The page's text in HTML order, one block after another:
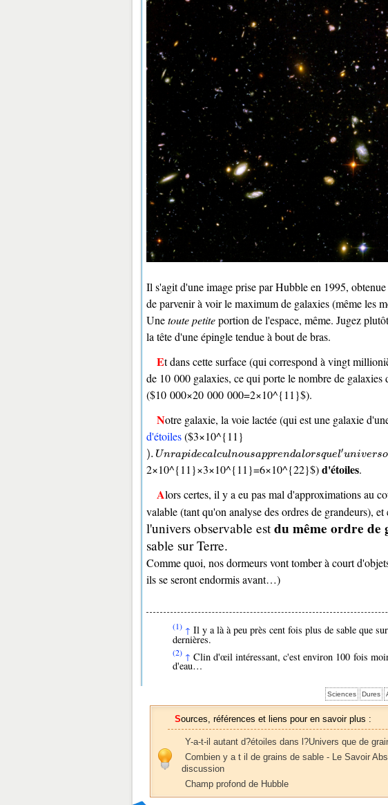
Il s'agit d'une image prise par Hubble en 1995,
de parvenir à voir le maximum de galaxies (même les
Unetoute petiteportion de l'espace, même. Jugez
la tête d'une épingle tendue à bout de bras.
Et dans cette surface (qui correspond à vingt millionièmes de la surface du ciel), on a recensé pas moins
de 10 000 galaxies, ce qui porte le nombre de
($10 000×20 000 000=2×10^{11}$).
Notre galaxie, la voie lactée (qui est une galaxie
d'étoiles($3×10^{11}
). Unrapidecalculnousapprendalorsquel′universo
) Unrapidecalculnousapprendalorsquel′universobservab
2×10^{11}×3×10^{11}=6×10^{22}$)d'étoiles.
Alors certes, il y a eu pas mal d'approximations au cours de ces calculs, cela dit le résultat est tout à fait
valable (tant qu'on analyse des ordres de grandeurs), et
l'univers observable estdu même ordre de
sable sur Terre.
Comme quoi, nos dormeurs vont tomber à court
ils se seront endormis avant…)
(1) ↑ Il y a là à peu près cent fois plus de sable que
dernières.
(2) ↑ Clin d'œil intéressant, c'est environ 100 fois
d'eau…
Sciences Dures
Sources, références et liens pour en savoir plus :
Y-a-t-il autant d?étoiles dans l?Univers que de
Combien y a t il de grains de sable - Le Savoir
discussion
Champ profond de Hubble